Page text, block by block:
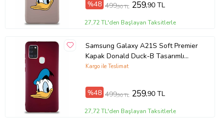
Ürün Kodu:kcm65139407
%48 499,90 TL 259,90 TL
27,72 TL'den Başlayan Taksitlerle
Samsung Galaxy A21S Soft Premier
Kapak Donald Duck-B Tasarımlı
Silikon Kılıf - Mürdüm (Şeffaf)
Kargo ile Teslimat
%48 499,90 TL 259,90 TL
27,72 TL'den Başlayan Taksitlerle